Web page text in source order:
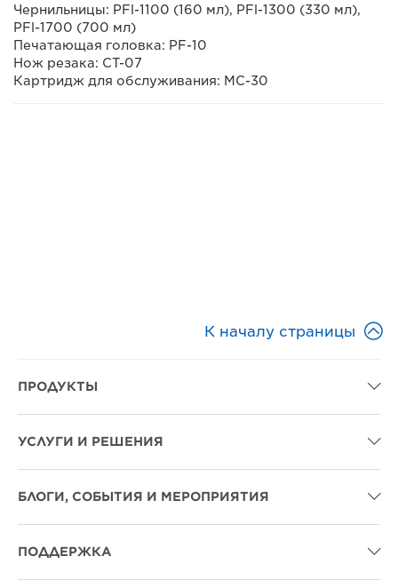
Чернильницы: PFl-1100 (160 мл), PFl-1300 (330 мл),
PFl-1700 (700 мл)
Печатающая головка: PF-10
Нож резака: CT-07
Картридж для обслуживания: MC-30
К началу страницы 
ПРОДУКТЫ 
УСЛУГИ И РЕШЕНИЯ 
БЛОГИ, СОБЫТИЯ И МЕРОПРИЯТИЯ 
ПОДДЕРЖКА 